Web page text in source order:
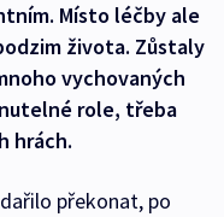
Místo léčby ale
života. Zůstaly
vychovaných
role, třeba
hrách.
překonat, po